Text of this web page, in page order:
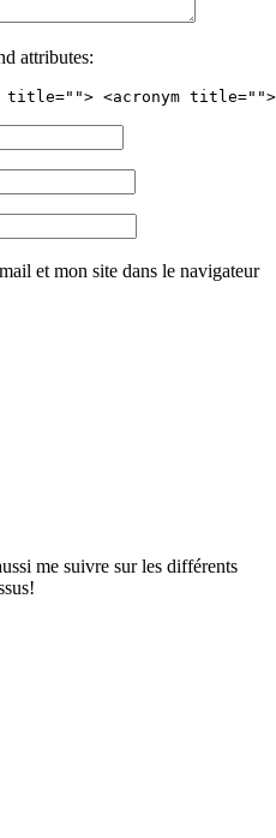
attributes:
<acronym title="">
et mon site dans le navigateur
me suivre sur les différents